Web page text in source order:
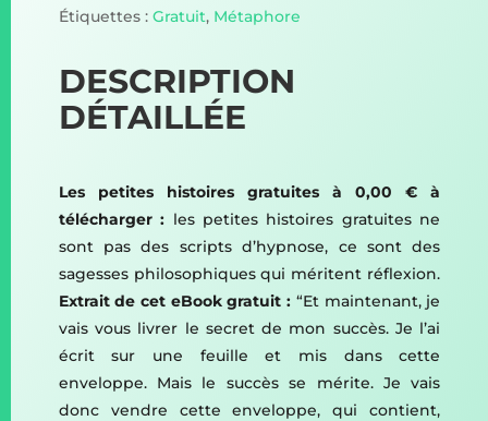
Étiquettes : Gratuit, Métaphore
DESCRIPTION
DÉTAILLÉE
Les petites histoires gratuites à 0,00 € à
télécharger : les petites histoires gratuites ne
sont pas des scripts d’hypnose, ce sont des
sagesses philosophiques qui méritent réflexion.
Extrait de cet eBook gratuit : “Et maintenant, je
vais vous livrer le secret de mon succès. Je l’ai
écrit sur une feuille et mis dans cette
enveloppe. Mais le succès se mérite. Je vais
donc vendre cette enveloppe, qui contient,